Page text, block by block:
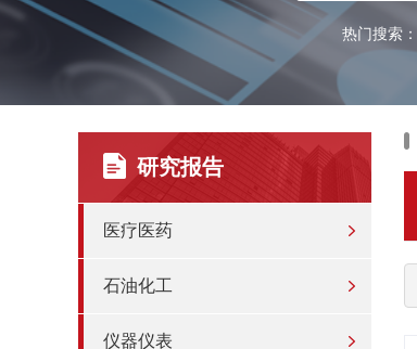
热门搜索：
研究报告
医疗医药
石油化工
仪器仪表